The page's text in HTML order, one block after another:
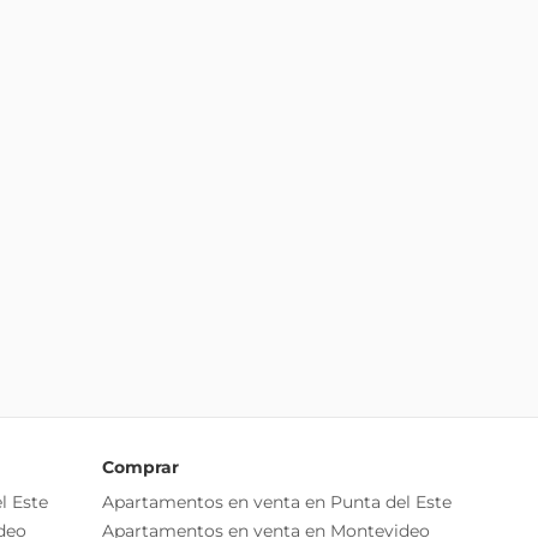
Este
Comprar
Apartamentos en venta en Punta del Este
Apartamentos en venta en Montevideo